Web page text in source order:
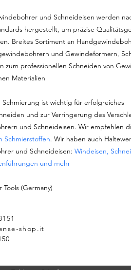
und Schneideisen werden
hergestellt, um präzise
Breites Sortiment an
und Gewindeformern,
zum professionellen Schneiden von
Materialien
Schmierung ist wichtig für erfolgreiches
und zur Verringerung des
und Schneideisen. Wir empfehlen
Schmierstoffen. Wir haben auch
und Schneideisen: Windeisen,
und mehr
Tools (Germany)
shop.it